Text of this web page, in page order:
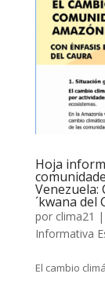
Hoja
´kwana del
por clima21 |
Informativa
El cambio